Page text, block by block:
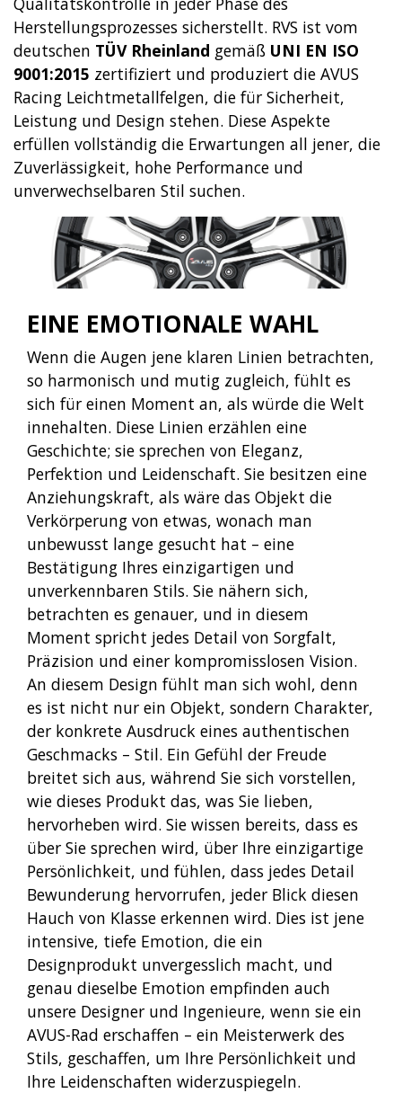
Herstellungsprozesses sicherstellt. RVS ist vom
deutschen TÜV Rheinland gemäß UNI EN ISO
9001:2015 zertifiziert und produziert die AVUS
Racing Leichtmetallfelgen, die für Sicherheit,
Leistung und Design stehen. Diese Aspekte
erfüllen vollständig die Erwartungen all jener, die
Zuverlässigkeit, hohe Performance und
unverwechselbaren Stil suchen.
EINE EMOTIONALE WAHL
Wenn die Augen jene klaren Linien betrachten,
so harmonisch und mutig zugleich, fühlt es
sich für einen Moment an, als würde die Welt
innehalten. Diese Linien erzählen eine
Geschichte; sie sprechen von Eleganz,
Perfektion und Leidenschaft. Sie besitzen eine
Anziehungskraft, als wäre das Objekt die
Verkörperung von etwas, wonach man
unbewusst lange gesucht hat – eine
Bestätigung Ihres einzigartigen und
unverkennbaren Stils. Sie nähern sich,
betrachten es genauer, und in diesem
Moment spricht jedes Detail von Sorgfalt,
Präzision und einer kompromisslosen Vision.
An diesem Design fühlt man sich wohl, denn
es ist nicht nur ein Objekt, sondern Charakter,
der konkrete Ausdruck eines authentischen
Geschmacks – Stil. Ein Gefühl der Freude
breitet sich aus, während Sie sich vorstellen,
wie dieses Produkt das, was Sie lieben,
hervorheben wird. Sie wissen bereits, dass es
über Sie sprechen wird, über Ihre einzigartige
Persönlichkeit, und fühlen, dass jedes Detail
Bewunderung hervorrufen, jeder Blick diesen
Hauch von Klasse erkennen wird. Dies ist jene
intensive, tiefe Emotion, die ein
Designprodukt unvergesslich macht, und
genau dieselbe Emotion empfinden auch
unsere Designer und Ingenieure, wenn sie ein
AVUS-Rad erschaffen – ein Meisterwerk des
Stils, geschaffen, um Ihre Persönlichkeit und
Ihre Leidenschaften widerzuspiegeln.